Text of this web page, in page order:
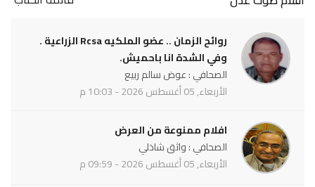
روائح الزمان .. عضو الملكيه Rcsa الزراعية .
وفي الشدة انا باحميش.
الصحافي : عوض سالم ربيع
الأربعاء, 05 أغسطس 2026 - 10:03 م
افلام ممنوعة من العرض
الصحافي : واثق شاذلي
الأربعاء, 05 أغسطس 2026 - 09:59 م